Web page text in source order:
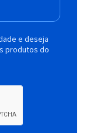
e deseja
produtos do